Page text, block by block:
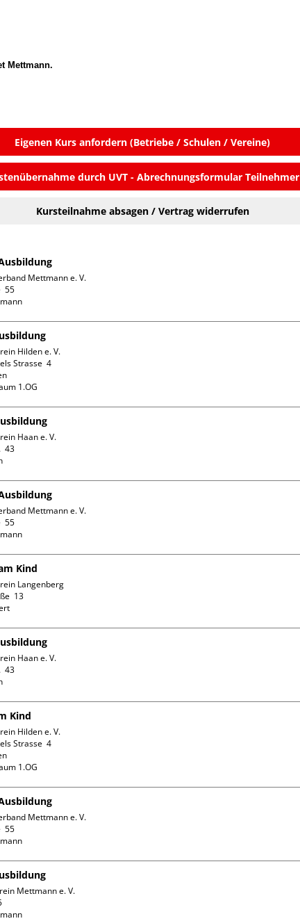
Mettmann.
Eigenen Kurs anfordern (Betriebe / Schulen / Vereine)
durch UVT - Abrechnungsformular Teilnehmer
Kursteilnahme absagen / Vertrag widerrufen
Mettmann e. V.
55
40822 Mettmann
Hilden e. V.
Strasse  4
1.OG
Haan e. V.
43
42781 Haan
Mettmann e. V.
55
40822 Mettmann
Kind
Langenberg
13
42555 Velbert
Haan e. V.
43
42781 Haan
Kind
Hilden e. V.
Strasse  4
1.OG
Mettmann e. V.
55
40822 Mettmann
Mettmann e. V.
40822 Mettmann